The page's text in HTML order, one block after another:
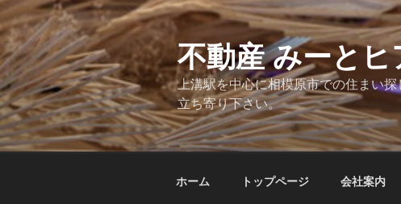
コ
ン
テ
ン
ツ
へ
ス
キ
不動産 みーとヒ
上溝駅を中心に相模原市での住まい
立ち寄り下さい。
ホーム トップページ 会社案内